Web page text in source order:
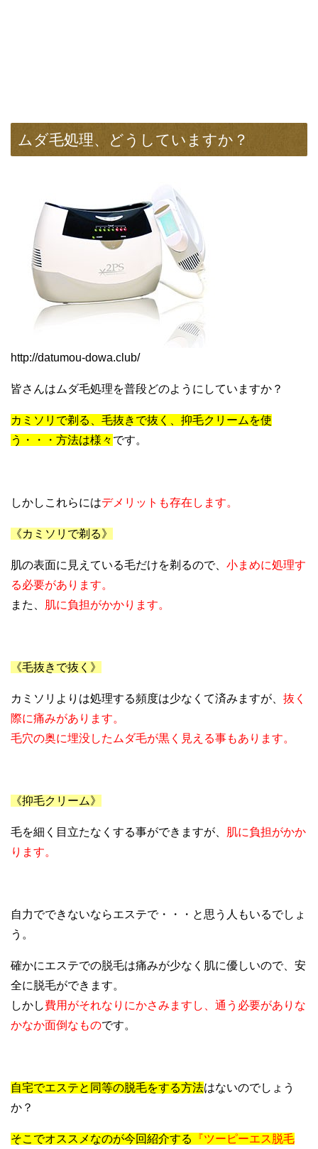
ムダ毛処理、どうしていますか？
http://datumou-dowa.club/
皆さんはムダ毛処理を普段どのようにしていますか？
カミソリで剃る、毛抜きで抜く、抑毛クリームを使
う・・・方法は様々 です。
しかしこれらにはデメリットも存在します。
《カミソリで剃る》
肌の表面に見えている毛だけを剃るので、 小まめに処理す
る必要があります。
また、 肌に負担がかかります。
《毛抜きで抜く》
カミソリよりは処理する頻度は少なくて済みますが、 抜く
際に痛みがあります。
毛穴の奥に埋没したムダ毛が黒く見える事もあります。
《抑毛クリーム》
毛を細く目立たなくする事ができますが、 肌に負担がかか
ります。
自力でできないならエステで・・・と思う人もいるでしょ
う。
確かにエステでの脱毛は痛みが少なく肌に優しいので、安
全に脱毛ができます。
しかし費用がそれなりにかさみますし、通う必要がありな
かなか面倒なものです。
自宅でエステと同等の脱毛をする方法はないのでしょう
か？
そこでオススメなのが今回紹介する 『ツーピーエス脱毛